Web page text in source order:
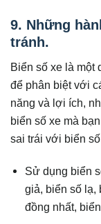
9. Những
tránh.
Biển số xe là một
để phân biệt với
năng và lợi ích,
biển số xe mà
sai trái với biển
Sử dụng biển
giả, biển số lạ,
đồng nhất,